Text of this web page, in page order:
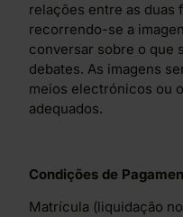
relações entre as duas
recorrendo-se a
conversar sobre o que
debates. As imagens
meios electrónicos ou
adequados.
Condições de
Matrícula (liquidação